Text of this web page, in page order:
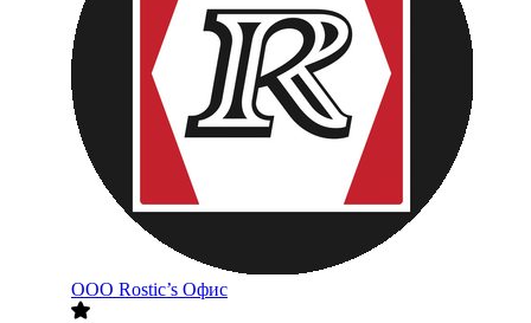
ООО Rostic’s Офис